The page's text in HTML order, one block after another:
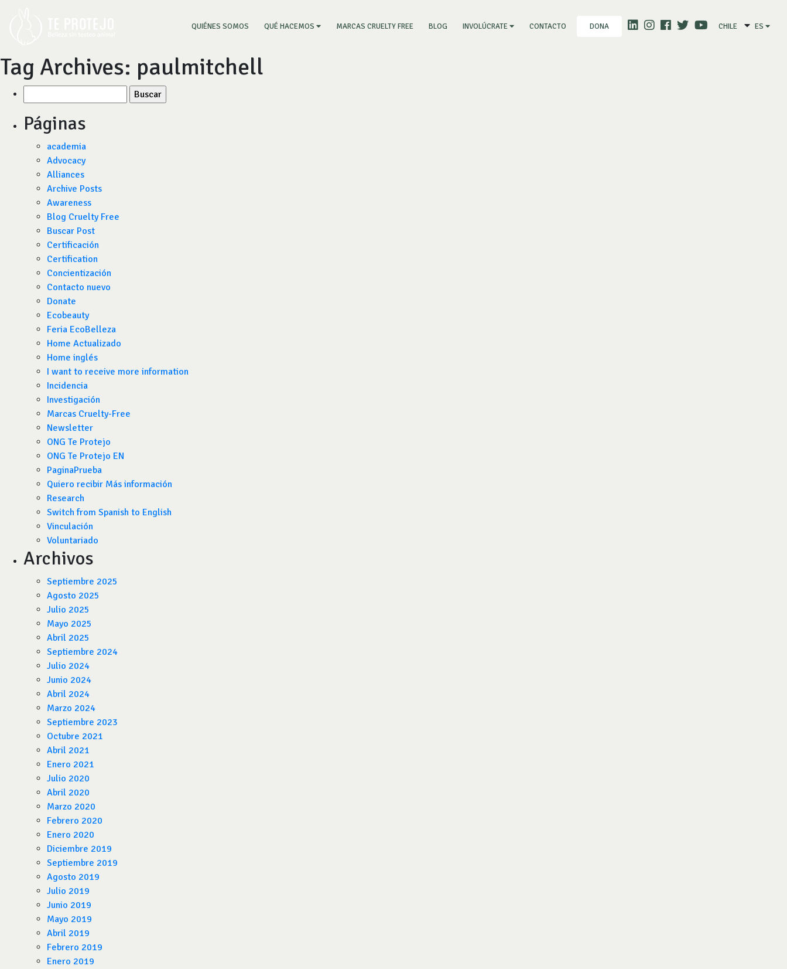
QUIÉNES SOMOS (CURRENT)
QUÉ HACEMOS MARCAS CRUELTY FREE BLOG INVOLÚCRATE CONTACTO DONA CHILE ES
Tag Archives: paulmitchell
por:
Páginas
academia
Advocacy
Alliances
Archive Posts
Awareness
Blog Cruelty Free
Buscar Post
Certificación
Certification
Concientización
Contacto nuevo
Donate
Ecobeauty
Feria EcoBelleza
Home Actualizado
Home inglés
I want to receive more information
Incidencia
Investigación
Marcas Cruelty-Free
Newsletter
ONG Te Protejo
ONG Te Protejo EN
PaginaPrueba
Quiero recibir Más información
Research
Switch from Spanish to English
Vinculación
Voluntariado
Archivos
Septiembre 2025
Agosto 2025
Julio 2025
Mayo 2025
Abril 2025
Septiembre 2024
Julio 2024
Junio 2024
Abril 2024
Marzo 2024
Septiembre 2023
Octubre 2021
Abril 2021
Enero 2021
Julio 2020
Abril 2020
Marzo 2020
Febrero 2020
Enero 2020
Diciembre 2019
Septiembre 2019
Agosto 2019
Julio 2019
Junio 2019
Mayo 2019
Abril 2019
Febrero 2019
Enero 2019